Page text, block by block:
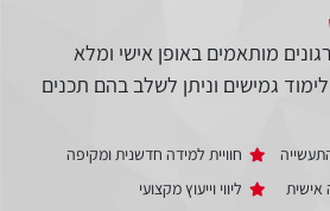
מותאמים באופן אישי ומלא
גמישים וניתן לשלב בהם תכנים
חוויית למידה חדשנית ומקיפה
ליווי וייעוץ מקצועי